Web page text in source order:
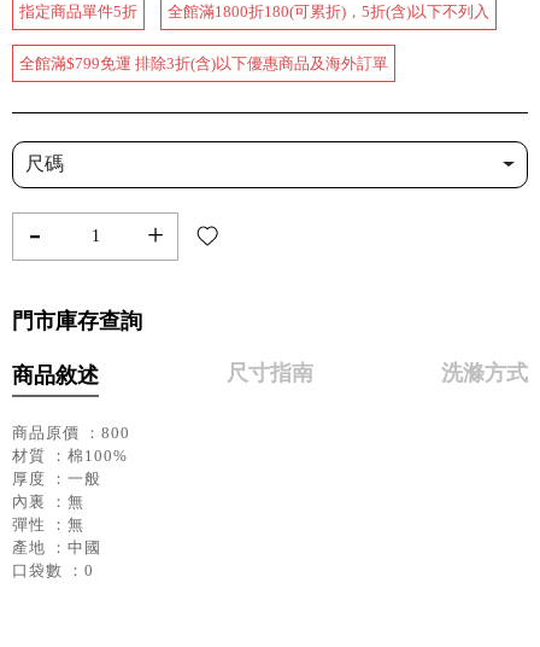
指定商品單件5折 全館滿1800折180(可累折)，5折(含)以下不列入
全館滿$799免運 排除3折(含)以下優惠商品及海外訂單
尺碼
- +
門市庫存查詢
商品敘述 尺寸指南 洗滌方式
商品原價 ：800
材質 ：棉100%
厚度 ：一般
內裏 ：無
彈性 ：無
產地 ：中國
口袋數 ：0